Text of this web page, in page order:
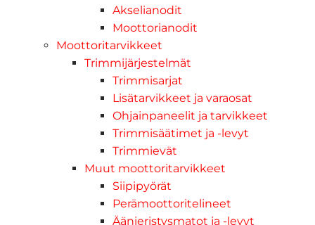
Akselianodit
Moottorianodit
Moottoritarvikkeet
Trimmijärjestelmät
Trimmisarjat
Lisätarvikkeet ja varaosat
Ohjainpaneelit ja tarvikkeet
Trimmisäätimet ja -levyt
Trimmievät
Muut moottoritarvikkeet
Siipipyörät
Perämoottoritelineet
Äänieristysmatot ja -levyt